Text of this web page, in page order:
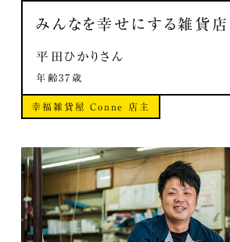
みんなを幸せにする雑貨店
平田ひかりさん
年齢37歳
幸福雑貨屋 Conne 店主